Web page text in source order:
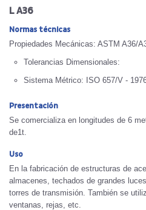
L A36
Normas técnicas
Propiedades Mecánicas: ASTM A36/
Tolerancias Dimensionales:
Sistema Métrico: ISO 657/V -
Presentación
Se comercializa en longitudes de 6
de1t.
Uso
En la fabricación de estructuras de
almacenes, techados de grandes
torres de transmisión. También se
ventanas, rejas, etc.